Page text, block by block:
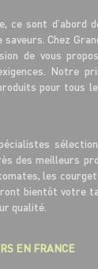
ce sont d’abord
saveurs. Chez
de vous
Notre
pour tous
des meilleurs
les
bientôt votre
qualité.
EN FRANCE